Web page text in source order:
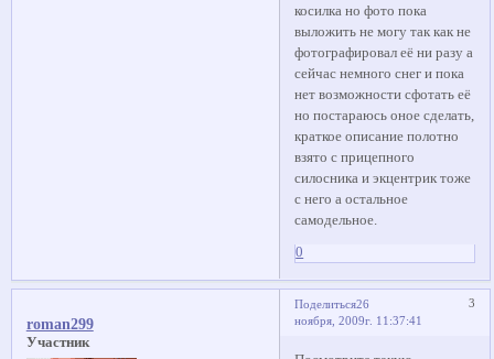
косилка но фото пока
выложить не могу так как не
фотографировал её ни разу а
сейчас немного снег и пока
нет возможности сфотать её
но постараюсь оное сделать,
краткое описание полотно
взято с прицепного
силосника и экцентрик тоже
с него а остальное
самодельное.
0
Поделиться 3
26
ноября, 2009г. 11:37:41
roman299
Участник